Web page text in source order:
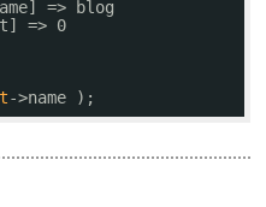
=> blog
=> 0
->name );